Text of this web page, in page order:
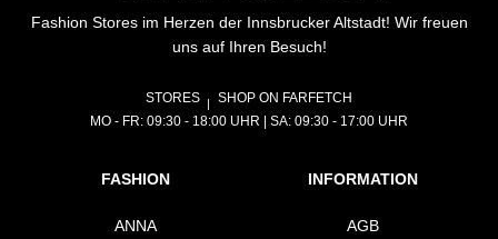
Fashion Stores im Herzen der Innsbrucker Altstadt! Wir freuen
uns auf Ihren Besuch!
STORES
SHOP ON FARFETCH
MO - FR: 09:30 - 18:00 UHR | SA: 09:30 - 17:00 UHR
FASHION
ANNA
INFORMATION
AGB